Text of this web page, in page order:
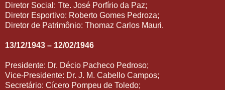
Diretor Social: Tte. José Porfírio da Paz;
Diretor Esportivo: Roberto Gomes Pedroza;
Diretor de Patrimônio: Thomaz Carlos Mauri.
13/12/1943 – 12/02/1946
Presidente: Dr. Décio Pacheco Pedroso;
Vice-Presidente: Dr. J. M. Cabello Campos;
Secretário: Cícero Pompeu de Toledo;